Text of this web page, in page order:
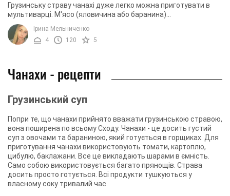
Грузинську страву чанахі дуже легко можна приготувати в
мультиварці. М'ясо (яловичина або баранина)
тушкуватиметься з овочами та спеціями, тому ...
Ірина Мельниченко
4
120 5
Чанахи - рецепти
Грузинський суп
Попри те, що чанахи прийнято вважати грузинською стравою,
вона поширена по всьому Сходу. Чанахи - це досить густий
суп з овочами та бараниною, який готується в горщиках. Для
приготування чанахи використовують томати, картоплю,
цибулю, баклажани. Все це викладають шарами в ємність.
Само собою використовується багато прянощів. Страва
досить просто готується. Всі продукти тушкуються у
власному соку тривалий час.